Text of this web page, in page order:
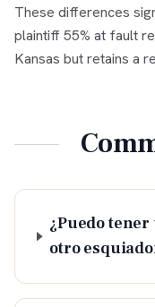
These differences
plaintiff 55% at fault
Kansas but retains a
¿Puedo tener
otro